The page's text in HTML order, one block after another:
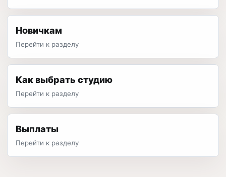
Новичкам
Перейти к разделу
Как выбрать студию
Перейти к разделу
Выплаты
Перейти к разделу